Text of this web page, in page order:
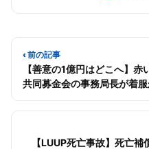
‹ 前の記事
【善意の1億円はどこへ】
共同募金会の事務局長が着
【LUUP死亡事故】死亡